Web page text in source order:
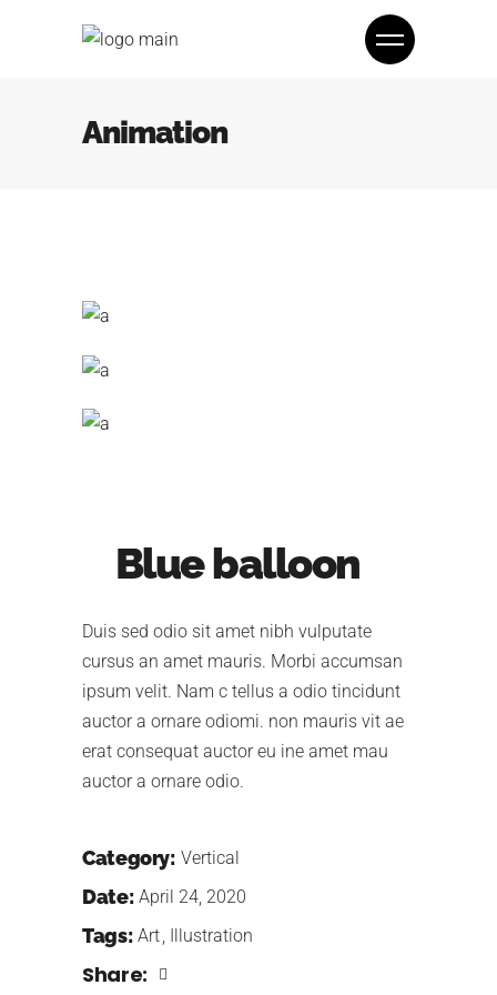
Animation
Blue balloon
Duis sed odio sit amet nibh vulputate
cursus an amet mauris. Morbi accumsan
ipsum velit. Nam c tellus a odio tincidunt
auctor a ornare odiomi. non mauris vit ae
erat consequat auctor eu ine amet mau
auctor a ornare odio.
Category: Vertical
Date: April 24, 2020
Tags: Art Illustration
Share: